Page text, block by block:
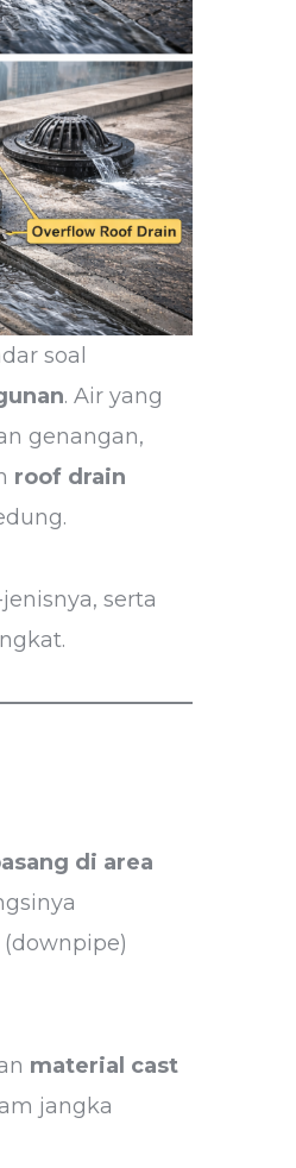
soal
. Air yang
genangan,
roof drain
serta
di area
material cast
jangka